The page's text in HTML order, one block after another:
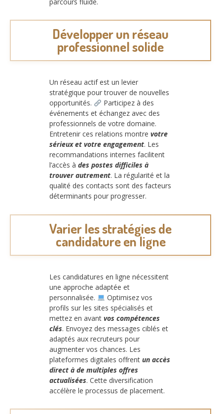
Développer un réseau
professionnel solide
Un réseau actif est un levier
stratégique pour trouver de nouvelles
opportunités.
Participez à des
événements et échangez avec des
professionnels de votre domaine.
Entretenir ces relations montre votre
sérieux et votre engagement. Les
recommandations internes facilitent
l’accès à des postes difficiles à
trouver autrement. La régularité et la
qualité des contacts sont des facteurs
déterminants pour progresser.
Varier les stratégies de
candidature en ligne
Les candidatures en ligne nécessitent
une approche adaptée et
personnalisée.
Optimisez vos
profils sur les sites spécialisés et
mettez en avant vos compétences
clés. Envoyez des messages ciblés et
adaptés aux recruteurs pour
augmenter vos chances. Les
plateformes digitales offrent un accès
direct à de multiples offres
actualisées. Cette diversification
accélère le processus de placement.